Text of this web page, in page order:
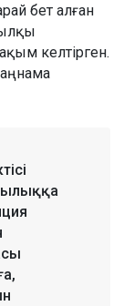
бет алған
келтірген.